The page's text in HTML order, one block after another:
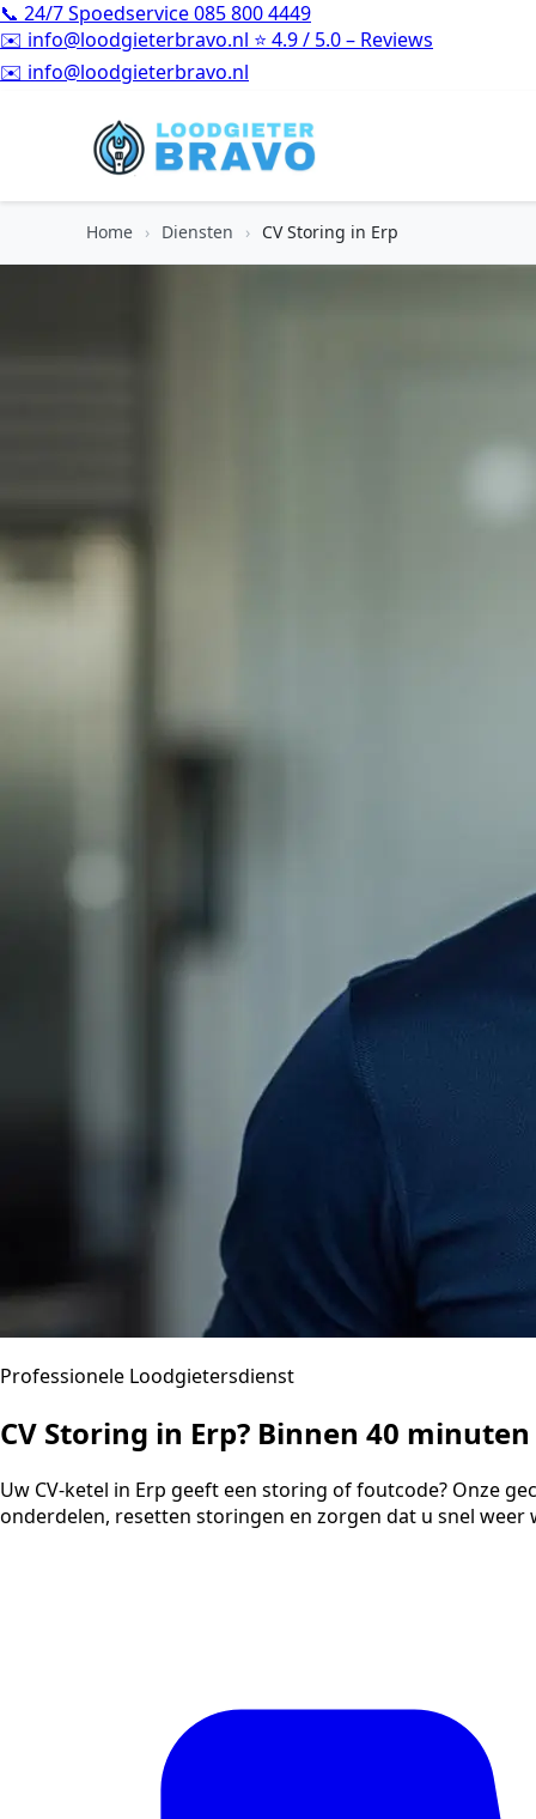
📞 24/7 Spoedservice085 800 4449
✉️ info@loodgieterbravo.nl ⭐ 4.9 / 5.0 – Reviews
⭐4.9 / 5.0 – Reviews
Home › Diensten › CV Storing in Erp
Professionele Loodgietersdienst
CV Storing in Erp? Binnen 40
Uw CV-ketel in Erp geeft een storing of foutcode? Onze
onderdelen, resetten storingen en zorgen dat u snel